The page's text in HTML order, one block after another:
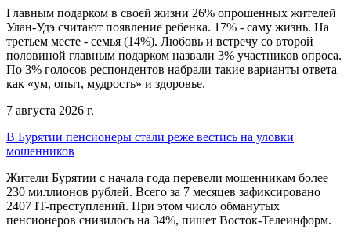
Главным подарком в своей жизни 26% опрошенных жителей
Улан-Удэ считают появление ребенка. 17% - саму жизнь. На
третьем месте - семья (14%). Любовь и встречу со второй
половиной главным подарком назвали 3% участников опроса.
По 3% голосов респондентов набрали такие варианты ответа
как «ум, опыт, мудрость» и здоровье.
7 августа 2026 г.
В Бурятии пенсионеры стали реже вестись на уловки
мошенников
Жители Бурятии с начала года перевели мошенникам более
230 миллионов рублей. Всего за 7 месяцев зафиксировано
2407 IT-преступлений. При этом число обманутых
пенсионеров снизилось на 34%, пишет Восток-Телеинформ.